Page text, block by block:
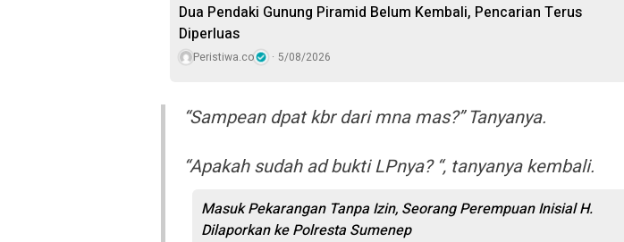
Dua Pendaki Gunung Piramid Belum Kembali, Pencarian Terus
Diperluas
Peristiwa.co 5/08/2026
“Sampean dpat kbr dari mna mas?” Tanyanya.
“Apakah sudah ad bukti LPnya? “, tanyanya kembali.
Masuk Pekarangan Tanpa Izin, Seorang Perempuan Inisial H.
Dilaporkan ke Polresta Sumenep